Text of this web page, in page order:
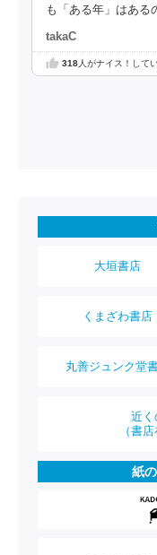
も「ある年」はある
takaC
318人がナイス！して
大垣書店
くまざわ書店
丸善ジュンク堂
近く
（書
紙